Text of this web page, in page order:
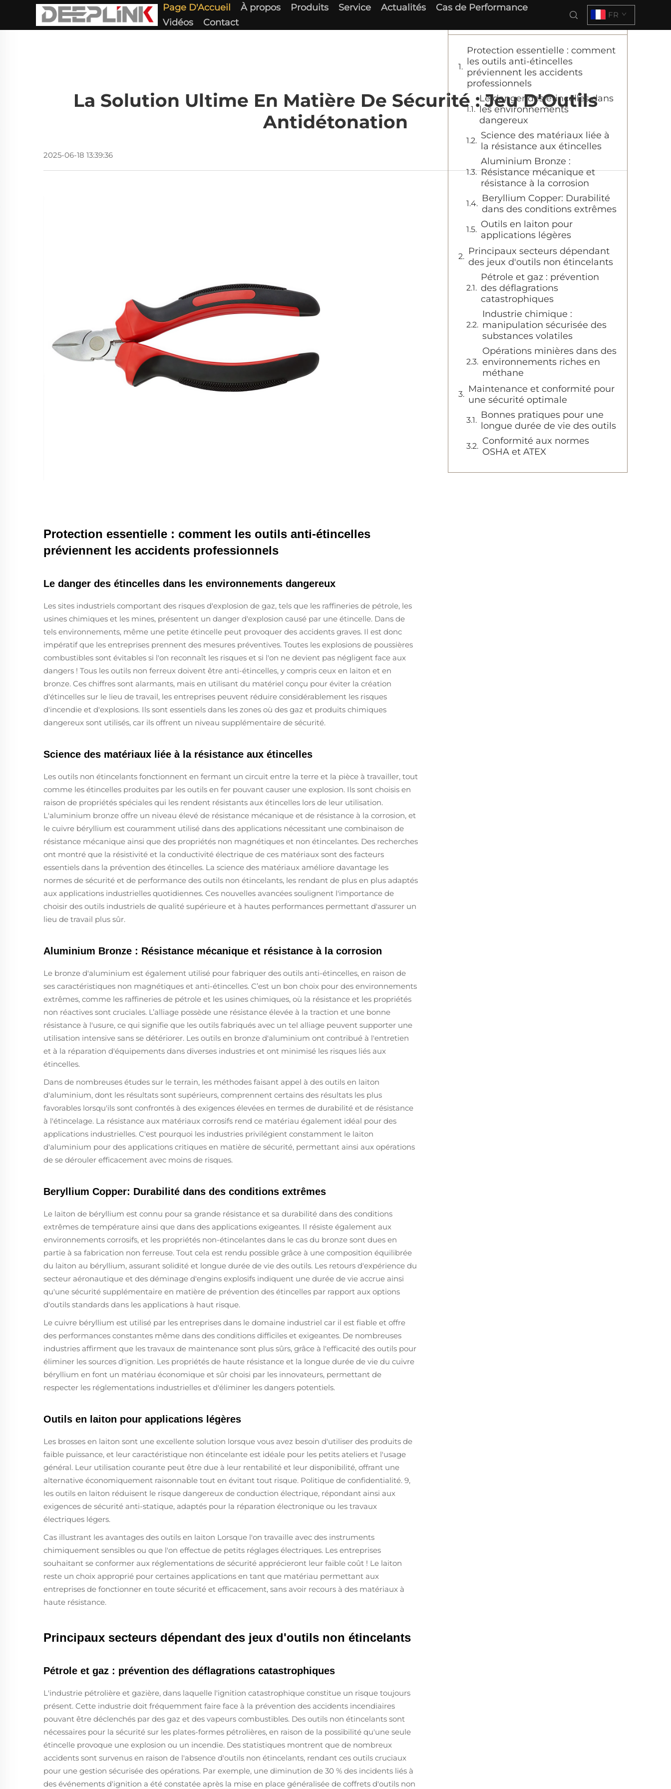
Page D'Accueil À propos Produits Service Actualités
Cas de Performance
Vidéos
Contact
FR
La Solution Ultime En Matière De Sécurité : Jeu D'Outils
Antidétonation
2025-06-18 13:39:36
Protection essentielle : comment les outils anti-étincelles
préviennent les accidents professionnels
Le danger des étincelles dans les environnements dangereux
Les sites industriels comportant des risques d'explosion de gaz, tels que les raffineries de pétrole, les
usines chimiques et les mines, présentent un danger d'explosion causé par une étincelle. Dans de
tels environnements, même une petite étincelle peut provoquer des accidents graves. Il est donc
impératif que les entreprises prennent des mesures préventives. Toutes les explosions de poussières
combustibles sont évitables si l'on reconnaît les risques et si l'on ne devient pas négligent face aux
dangers ! Tous les outils non ferreux doivent être anti-étincelles, y compris ceux en laiton et en
bronze. Ces chiffres sont alarmants, mais en utilisant du matériel conçu pour éviter la création
d'étincelles sur le lieu de travail, les entreprises peuvent réduire considérablement les risques
d'incendie et d'explosions. Ils sont essentiels dans les zones où des gaz et produits chimiques
dangereux sont utilisés, car ils offrent un niveau supplémentaire de sécurité.
Science des matériaux liée à la résistance aux étincelles
Les outils non étincelants fonctionnent en fermant un circuit entre la terre et la pièce à travailler, tout
comme les étincelles produites par les outils en fer pouvant causer une explosion. Ils sont choisis en
raison de propriétés spéciales qui les rendent résistants aux étincelles lors de leur utilisation.
L'aluminium bronze offre un niveau élevé de résistance mécanique et de résistance à la corrosion, et
le cuivre béryllium est couramment utilisé dans des applications nécessitant une combinaison de
résistance mécanique ainsi que des propriétés non magnétiques et non étincelantes. Des recherches
ont montré que la résistivité et la conductivité électrique de ces matériaux sont des facteurs
essentiels dans la prévention des étincelles. La science des matériaux améliore davantage les
normes de sécurité et de performance des outils non étincelants, les rendant de plus en plus adaptés
aux applications industrielles quotidiennes. Ces nouvelles avancées soulignent l'importance de
choisir des outils industriels de qualité supérieure et à hautes performances permettant d'assurer un
lieu de travail plus sûr.
Aluminium Bronze : Résistance mécanique et résistance à la corrosion
Le bronze d'aluminium est également utilisé pour fabriquer des outils anti-étincelles, en raison de
ses caractéristiques non magnétiques et anti-étincelles. C’est un bon choix pour des environnements
extrêmes, comme les raffineries de pétrole et les usines chimiques, où la résistance et les propriétés
non réactives sont cruciales. L’alliage possède une résistance élevée à la traction et une bonne
résistance à l'usure, ce qui signifie que les outils fabriqués avec un tel alliage peuvent supporter une
utilisation intensive sans se détériorer. Les outils en bronze d'aluminium ont contribué à l'entretien
et à la réparation d'équipements dans diverses industries et ont minimisé les risques liés aux
étincelles.
Dans de nombreuses études sur le terrain, les méthodes faisant appel à des outils en laiton
d'aluminium, dont les résultats sont supérieurs, comprennent certains des résultats les plus
favorables lorsqu'ils sont confrontés à des exigences élevées en termes de durabilité et de résistance
à l'étincelage. La résistance aux matériaux corrosifs rend ce matériau également idéal pour des
applications industrielles. C'est pourquoi les industries privilégient constamment le laiton
d'aluminium pour des applications critiques en matière de sécurité, permettant ainsi aux opérations
de se dérouler efficacement avec moins de risques.
Beryllium Copper: Durabilité dans des conditions extrêmes
Le laiton de béryllium est connu pour sa grande résistance et sa durabilité dans des conditions
extrêmes de température ainsi que dans des applications exigeantes. Il résiste également aux
environnements corrosifs, et les propriétés non-étincelantes dans le cas du bronze sont dues en
partie à sa fabrication non ferreuse. Tout cela est rendu possible grâce à une composition équilibrée
du laiton au béryllium, assurant solidité et longue durée de vie des outils. Les retours d'expérience du
secteur aéronautique et des déminage d'engins explosifs indiquent une durée de vie accrue ainsi
qu'une sécurité supplémentaire en matière de prévention des étincelles par rapport aux options
d'outils standards dans les applications à haut risque.
Le cuivre béryllium est utilisé par les entreprises dans le domaine industriel car il est fiable et offre
des performances constantes même dans des conditions difficiles et exigeantes. De nombreuses
industries affirment que les travaux de maintenance sont plus sûrs, grâce à l'efficacité des outils pour
éliminer les sources d'ignition. Les propriétés de haute résistance et la longue durée de vie du cuivre
béryllium en font un matériau économique et sûr choisi par les innovateurs, permettant de
respecter les réglementations industrielles et d'éliminer les dangers potentiels.
Outils en laiton pour applications légères
Les brosses en laiton sont une excellente solution lorsque vous avez besoin d'utiliser des produits de
faible puissance, et leur caractéristique non étincelante est idéale pour les petits ateliers et l'usage
général. Leur utilisation courante peut être due à leur rentabilité et leur disponibilité, offrant une
alternative économiquement raisonnable tout en évitant tout risque. Politique de confidentialité. 9,
les outils en laiton réduisent le risque dangereux de conduction électrique, répondant ainsi aux
exigences de sécurité anti-statique, adaptés pour la réparation électronique ou les travaux
électriques légers.
Cas illustrant les avantages des outils en laiton Lorsque l'on travaille avec des instruments
chimiquement sensibles ou que l'on effectue de petits réglages électriques. Les entreprises
souhaitant se conformer aux réglementations de sécurité apprécieront leur faible coût ! Le laiton
reste un choix approprié pour certaines applications en tant que matériau permettant aux
entreprises de fonctionner en toute sécurité et efficacement, sans avoir recours à des matériaux à
haute résistance.
Principaux secteurs dépendant des jeux d'outils non étincelants
Pétrole et gaz : prévention des déflagrations catastrophiques
L'industrie pétrolière et gazière, dans laquelle l'ignition catastrophique constitue un risque toujours
présent. Cette industrie doit fréquemment faire face à la prévention des accidents incendiaires
pouvant être déclenchés par des gaz et des vapeurs combustibles. Des outils non étincelants sont
nécessaires pour la sécurité sur les plates-formes pétrolières, en raison de la possibilité qu'une seule
étincelle provoque une explosion ou un incendie. Des statistiques montrent que de nombreux
accidents sont survenus en raison de l'absence d'outils non étincelants, rendant ces outils cruciaux
pour une gestion sécurisée des opérations. Par exemple, une diminution de 30 % des incidents liés à
des événements d'ignition a été constatée après la mise en place généralisée de coffrets d'outils non
Protection essentielle : comment
les outils anti-étincelles
préviennent les accidents
professionnels
Le danger des étincelles dans
les environnements
dangereux
Science des matériaux liée à
la résistance aux étincelles
Aluminium Bronze :
Résistance mécanique et
résistance à la corrosion
Beryllium Copper: Durabilité
dans des conditions extrêmes
Outils en laiton pour
applications légères
Principaux secteurs dépendant
des jeux d'outils non étincelants
Pétrole et gaz : prévention
des déflagrations
catastrophiques
Industrie chimique :
manipulation sécurisée des
substances volatiles
Opérations minières dans des
environnements riches en
méthane
Maintenance et conformité pour
une sécurité optimale
Bonnes pratiques pour une
longue durée de vie des outils
Conformité aux normes
OSHA et ATEX